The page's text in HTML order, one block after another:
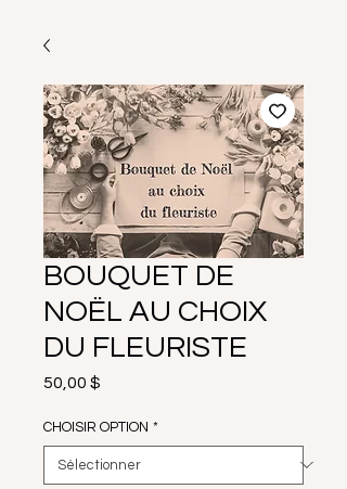
BOUQUET DE
NOËL AU CHOIX
DU FLEURISTE
50,00 $
CHOISIR OPTION *